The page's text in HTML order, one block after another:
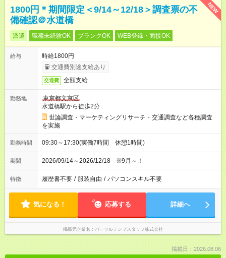
NEW
1800円＊期間限定＜9/14～12/18＞調査票の不
備確認＠水道橋
派遣 職種未経験OK ブランクOK WEB登録・面接OK
給与
時給1800円
交通費別途支給あり
交通費 全額支給
勤務地
東京都文京区
水道橋駅から徒歩2分
世論調査・マーケティングリサーチ・交通調査など各種調査
を実施
勤務時間 09:30～17:30(実働7時間 休憩1時間)
期間 2026/09/14～2026/12/18 ※9月～！
特徴 履歴書不要 / 服装自由 / パソコンスキル不要
気になる！ 応募する 詳細へ
掲載元企業名 パーソルテンプスタッフ株式会社
掲載日：2026.08.06